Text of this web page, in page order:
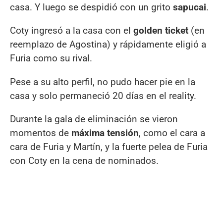
casa. Y luego se despidió con un grito sapucai.
Coty ingresó a la casa con el golden ticket (en
reemplazo de Agostina) y rápidamente eligió a
Furia como su rival.
Pese a su alto perfil, no pudo hacer pie en la
casa y solo permaneció 20 días en el reality.
Durante la gala de eliminación se vieron
momentos de máxima tensión, como el cara a
cara de Furia y Martín, y la fuerte pelea de Furia
con Coty en la cena de nominados.